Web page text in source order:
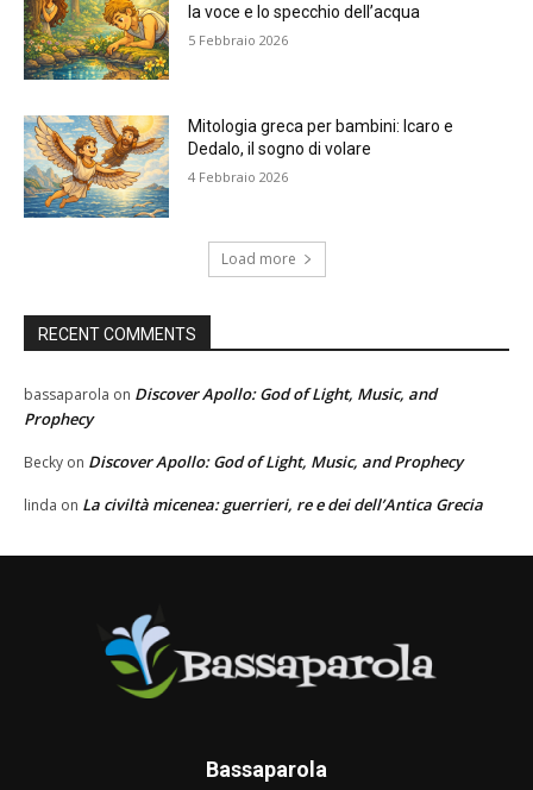
la voce e lo specchio dell’acqua
5 Febbraio 2026
Mitologia greca per bambini: Icaro e
Dedalo, il sogno di volare
4 Febbraio 2026
Load more
RECENT COMMENTS
bassaparola on Discover Apollo: God of Light, Music, and
Prophecy
Becky on Discover Apollo: God of Light, Music, and Prophecy
linda on La civiltà micenea: guerrieri, re e dei dell’Antica Grecia
Bassaparola